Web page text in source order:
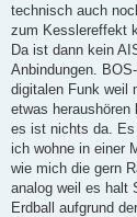
technisch auch
zum Kesslereffekt
Da ist dann kein
Anbindungen.
digitalen Funk weil
etwas
es ist nichts da. Es
ich wohne in einer
wie mich die gern
analog weil es halt
Erdball aufgrund